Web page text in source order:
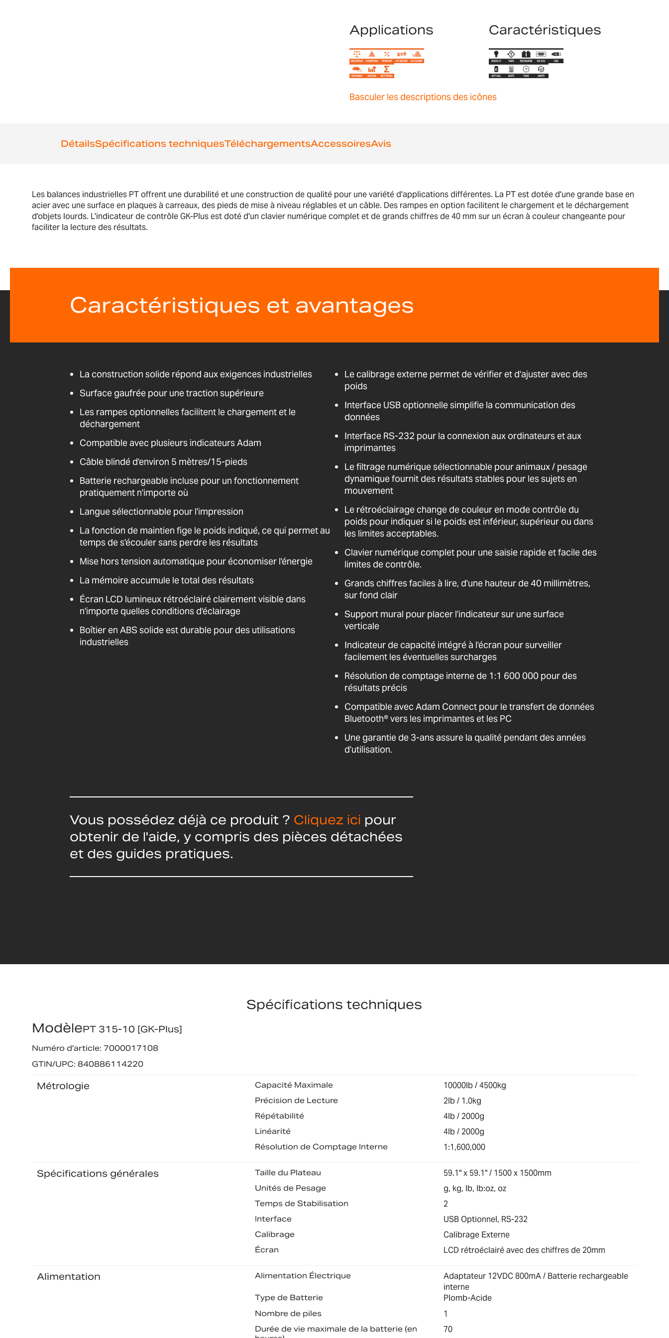
Applications Caractéristiques
Basculer les descriptions des icônes
DétailsSpécifications techniquesTéléchargementsAccessoiresAvis
Les balances industrielles PT offrent une durabilité et une construction de qualité pour une variété d'applications différentes. La PT est dotée d'une grande base en
acier avec une surface en plaques à carreaux, des pieds de mise à niveau réglables et un câble. Des rampes en option facilitent le chargement et le déchargement
d'objets lourds. L'indicateur de contrôle GK-Plus est doté d'un clavier numérique complet et de grands chiffres de 40 mm sur un écran à couleur changeante pour
faciliter la lecture des résultats.
Caractéristiques et avantages
La construction solide répond aux exigences industrielles
Surface gaufrée pour une traction supérieure
Les rampes optionnelles facilitent le chargement et le
déchargement
Compatible avec plusieurs indicateurs Adam
Câble blindé d'environ 5 mètres/15-pieds
Batterie rechargeable incluse pour un fonctionnement
pratiquement n'importe où
Langue sélectionnable pour l'impression
La fonction de maintien fige le poids indiqué, ce qui permet au
temps de s'écouler sans perdre les résultats
Mise hors tension automatique pour économiser l'énergie
La mémoire accumule le total des résultats
Écran LCD lumineux rétroéclairé clairement visible dans
n'importe quelles conditions d'éclairage
Boîtier en ABS solide est durable pour des utilisations
industrielles
Le calibrage externe permet de vérifier et d'ajuster avec des
poids
Interface USB optionnelle simplifie la communication des
données
Interface RS-232 pour la connexion aux ordinateurs et aux
imprimantes
Le filtrage numérique sélectionnable pour animaux / pesage
dynamique fournit des résultats stables pour les sujets en
mouvement
Le rétroéclairage change de couleur en mode contrôle du
poids pour indiquer si le poids est inférieur, supérieur ou dans
les limites acceptables.
Clavier numérique complet pour une saisie rapide et facile des
limites de contrôle.
Grands chiffres faciles à lire, d'une hauteur de 40 millimètres,
sur fond clair
Support mural pour placer l'indicateur sur une surface
verticale
Indicateur de capacité intégré à l'écran pour surveiller
facilement les éventuelles surcharges
Résolution de comptage interne de 1:1 600 000 pour des
résultats précis
Compatible avec Adam Connect pour le transfert de données
Bluetooth® vers les imprimantes et les PC
Une garantie de 3-ans assure la qualité pendant des années
d'utilisation.
Vous possédez déjà ce produit ? Cliquez ici pour
obtenir de l'aide, y compris des pièces détachées
et des guides pratiques.
Spécifications techniques
ModèlePT 315-10 [GK-Plus]
Numéro d'article: 7000017108
GTIN/UPC: 840886114220
Métrologie Capacité Maximale 10000lb / 4500kg
Précision de Lecture 2lb / 1.0kg
Répétabilité 4lb / 2000g
Linéarité 4lb / 2000g
Résolution de Comptage Interne 1:1,600,000
Spécifications générales Taille du Plateau 59.1" x 59.1" / 1500 x 1500mm
Unités de Pesage g, kg, lb, lb:oz, oz
Temps de Stabilisation 2
Interface USB Optionnel, RS-232
Calibrage Calibrage Externe
Écran LCD rétroéclairé avec des chiffres de 20mm
Alimentation Alimentation Électrique
Adaptateur 12VDC 800mA / Batterie rechargeable
interne
Type de Batterie Plomb-Acide
Nombre de piles 1
Durée de vie maximale de la batterie (en
70